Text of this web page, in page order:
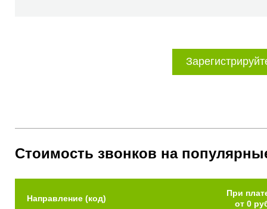
Стоимость звонков на
Направление (код)
При
от 0